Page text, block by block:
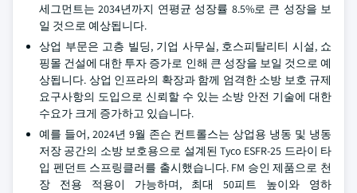
세그먼트는 2034년까지 연평균 성장률 8.5%로 큰 성장을 보
일 것으로 예상됩니다.
상업 부문은 고층 빌딩, 기업 사무실, 호스피탈리티 시설, 쇼
핑몰 건설에 대한 투자 증가로 인해 큰 성장을 보일 것으로 예
상됩니다. 상업 인프라의 확장과 함께 엄격한 소방 보호 규제
요구사항의 도입으로 신뢰할 수 있는 소방 안전 기술에 대한
수요가 크게 증가하고 있습니다.
예를 들어, 2024년 9월 존슨 컨트롤스는 상업용 냉동 및 냉동
저장 공간의 소방 보호용으로 설계된 Tyco ESFR-25 드라이 타
입 펜던트 스프링클러를 출시했습니다. FM 승인 제품으로 천
장 전용 적용이 가능하며, 최대 50피트 높이와 영하